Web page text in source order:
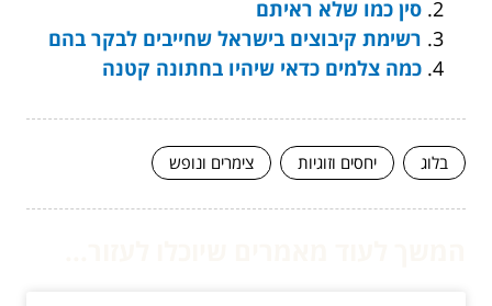
סין כמו שלא ראיתם
רשימת קיבוצים בישראל שחייבים לבקר בהם
כמה צלמים כדאי שיהיו בחתונה קטנה
בלוג יחסים וזוגיות צימרים ונופש